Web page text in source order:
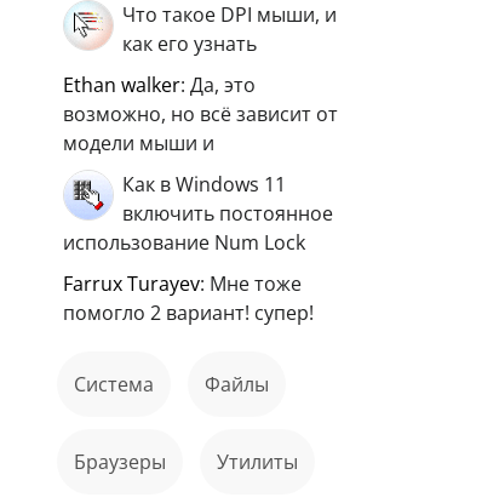
Что такое DPI мыши, и
как его узнать
ethan walker: Да, это
возможно, но всё зависит от
модели мыши и
Как в Windows 11
включить постоянное
использование Num Lock
Farrux Turayev: Мне тоже
помогло 2 вариант! супер!
Система файлы
Браузеры Утилиты